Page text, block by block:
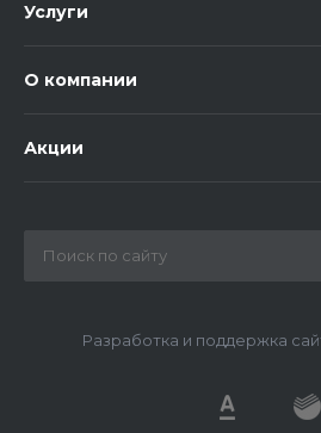
Услуги
О компании
Акции
Разработка и поддержка